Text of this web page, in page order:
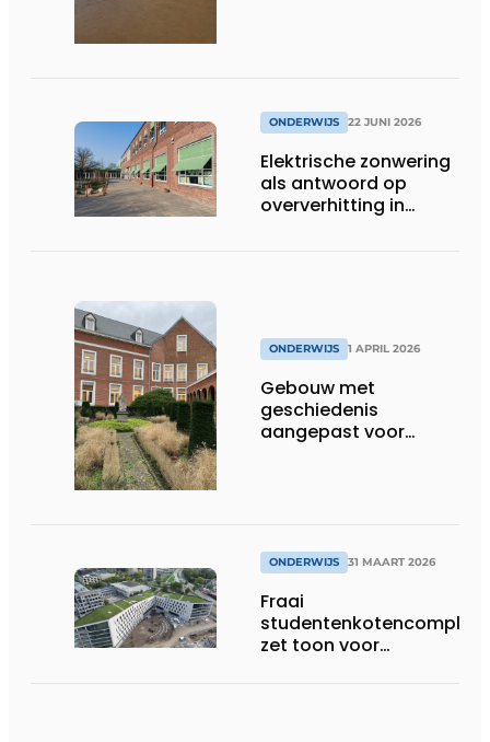
ONDERWIJS 22 JUNI 2026
Elektrische zonwering
als antwoord op
oververhitting in
ONDERWIJS 1 APRIL 2026
Gebouw met
geschiedenis
aangepast voor
ONDERWIJS 31 MAART 2026
Fraai
studentenkotencomplex
zet toon voor